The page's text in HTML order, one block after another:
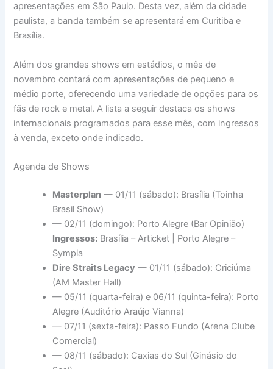
apresentações em São Paulo. Desta vez, além da cidade
paulista, a banda também se apresentará em Curitiba e
Brasília.
Além dos grandes shows em estádios, o mês de
novembro contará com apresentações de pequeno e
médio porte, oferecendo uma variedade de opções para os
fãs de rock e metal. A lista a seguir destaca os shows
internacionais programados para esse mês, com ingressos
à venda, exceto onde indicado.
Agenda de Shows
Masterplan — 01/11 (sábado): Brasília (Toinha
Brasil Show)
— 02/11 (domingo): Porto Alegre (Bar Opinião)
Ingressos: Brasília – Articket | Porto Alegre –
Sympla
Dire Straits Legacy — 01/11 (sábado): Criciúma
(AM Master Hall)
— 05/11 (quarta-feira) e 06/11 (quinta-feira): Porto
Alegre (Auditório Araújo Vianna)
— 07/11 (sexta-feira): Passo Fundo (Arena Clube
Comercial)
— 08/11 (sábado): Caxias do Sul (Ginásio do